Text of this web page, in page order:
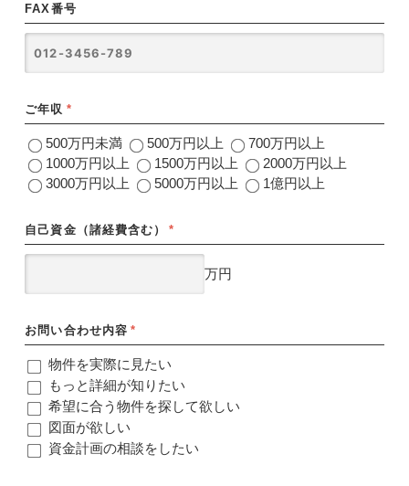
FAX番号
ご年収 *
500万円未満 500万円以上
700万円以上
1000万円以上
1500万円以上
2000万円以上
3000万円以上
5000万円以上 1億円以上
自己資金（諸経費含む） *
万円
お問い合わせ内容 *
物件を実際に見たい
もっと詳細が知りたい
希望に合う物件を探して欲しい
図面が欲しい
資金計画の相談をしたい